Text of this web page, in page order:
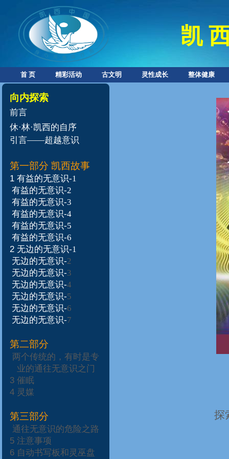
凯
首 页 精彩活动 古文明 灵性成长 整体健康
向内探索
前言
休·林·凯西的自序
引言——超越意识
第一部分 凯西故事
1 有益的无意识-1
有益的无意识-2
有益的无意识-3
有益的无意识-4
有益的无意识-5
有益的无意识-6
2 无边的无意识-1
无边的无意识-2
无边的无意识-3
无边的无意识-4
无边的无意识-5
无边的无意识-6
无边的无意识-7
第二部分
两个传统的，有时是专
业的通往无意识之门
3 催眠
4 灵媒
第三部分
通往无意识的危险之路
5 注意事项
6 自动书写板和灵巫盘
探